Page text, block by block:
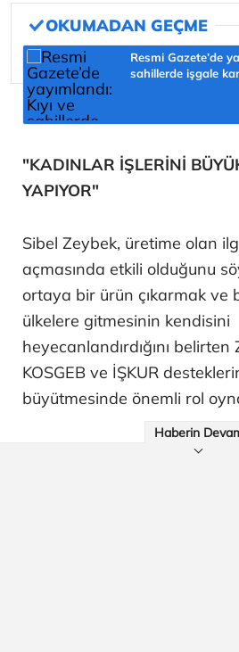
Resmi Gazete’de
sahillerde işgale
"KADINLAR İŞLERİNİ
YAPIYOR"
Sibel Zeybek, üretime olan
açmasında etkili olduğunu
ortaya bir ürün çıkarmak ve
ülkelere gitmesinin kendisini
heyecanlandırdığını
KOSGEB ve İŞKUR
büyütmesinde önemli rol
Haberin